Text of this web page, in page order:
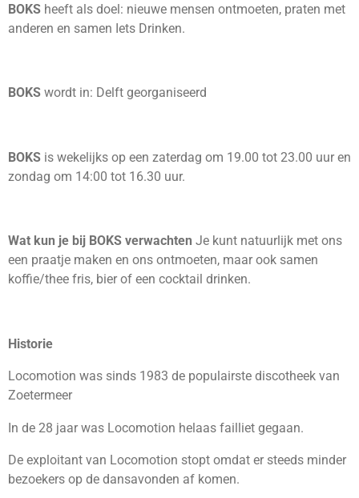
BOKS heeft als doel: nieuwe mensen ontmoeten, praten met
anderen en samen Iets Drinken.
BOKS wordt in: Delft georganiseerd
BOKS is wekelijks op een zaterdag om 19.00 tot 23.00 uur en
zondag om 14:00 tot 16.30 uur.
Wat kun je bij BOKS verwachten Je kunt natuurlijk met ons
een praatje maken en ons ontmoeten, maar ook samen
koffie/thee fris, bier of een cocktail drinken.
Historie
Locomotion was sinds 1983 de populairste discotheek van
Zoetermeer
In de 28 jaar was Locomotion helaas failliet gegaan.
De exploitant van Locomotion stopt omdat er steeds minder
bezoekers op de dansavonden af komen.